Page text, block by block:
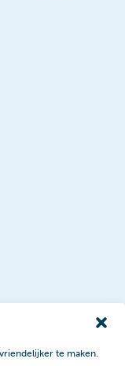
te maken.